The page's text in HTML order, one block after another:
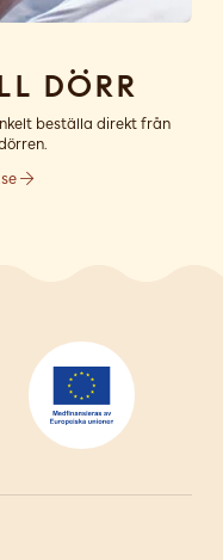
dörr
beställa direkt från